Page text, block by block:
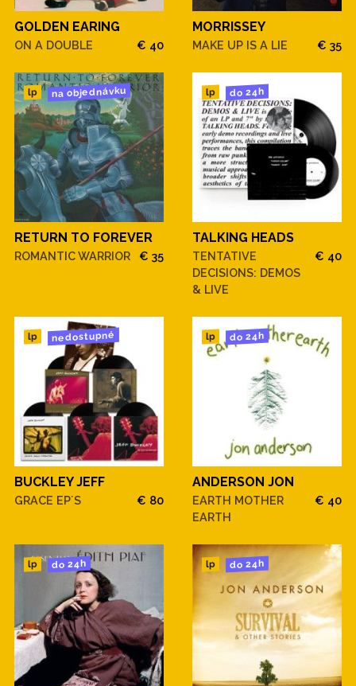
GOLDEN EARING
ON A DOUBLE € 40
MORRISSEY
MAKE UP IS A LIE € 35
lp na objednávku
RETURN TO FOREVER
ROMANTIC WARRIOR € 35
lp do 24h
TALKING HEADS
TENTATIVE
DECISIONS: DEMOS
& LIVE
€ 40
lp nedostupné
BUCKLEY JEFF
GRACE EP´S € 80
lp do 24h
ANDERSON JON
EARTH MOTHER
EARTH
€ 40
lp do 24h lp do 24h